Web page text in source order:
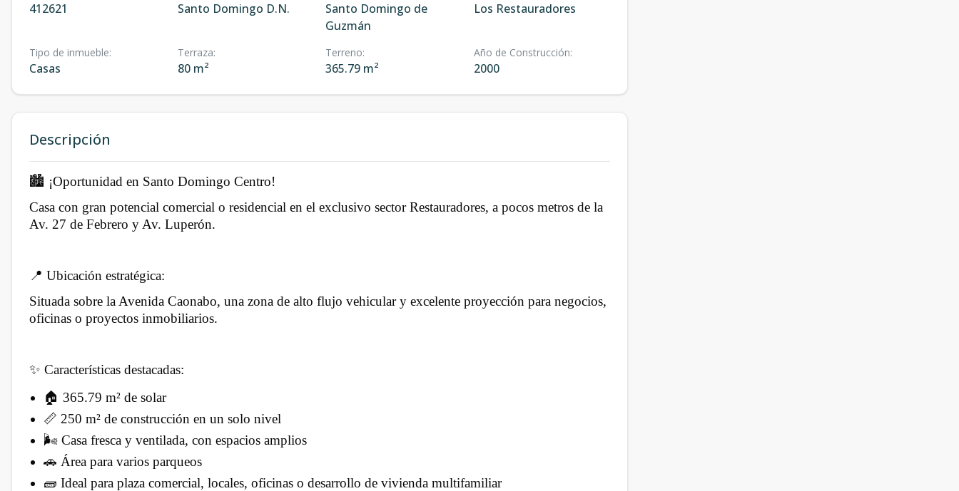
412621 Santo Domingo D.N.
Santo Domingo de
Guzmán
Los Restauradores
Tipo de inmueble:
Casas
Terraza:
80 m²
Terreno:
365.79 m²
Año de Construcción:
2000
Descripción
🏙️ ¡Oportunidad en Santo Domingo Centro!
Casa con gran potencial comercial o residencial en el exclusivo sector Restauradores, a pocos metros de la
Av. 27 de Febrero y Av. Luperón.
📍 Ubicación estratégica:
Situada sobre la Avenida Caonabo, una zona de alto flujo vehicular y excelente proyección para negocios,
oficinas o proyectos inmobiliarios.
✨ Características destacadas:
🏠 365.79 m² de solar
📏 250 m² de construcción en un solo nivel
🌬 Casa fresca y ventilada, con espacios amplios
🚗 Área para varios parqueos
🧱 Ideal para plaza comercial, locales, oficinas o desarrollo de vivienda multifamiliar